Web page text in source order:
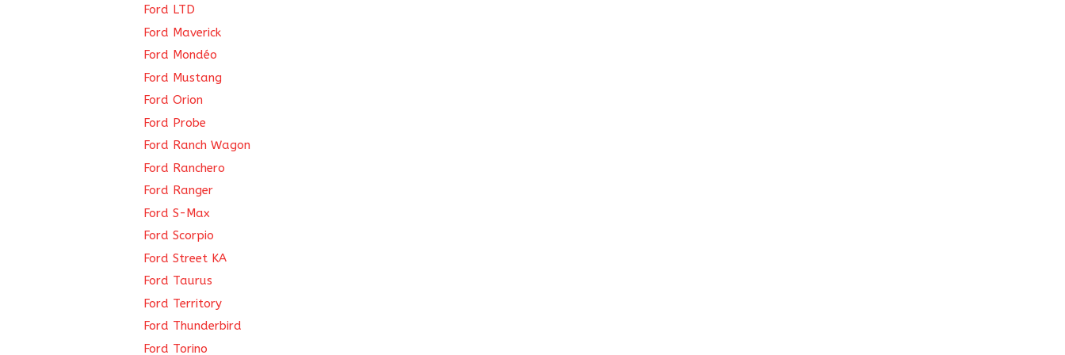
Ford LTD
Ford Maverick
Ford Mondéo
Ford Mustang
Ford Orion
Ford Probe
Ford Ranch Wagon
Ford Ranchero
Ford Ranger
Ford S-Max
Ford Scorpio
Ford Street KA
Ford Taurus
Ford Territory
Ford Thunderbird
Ford Torino